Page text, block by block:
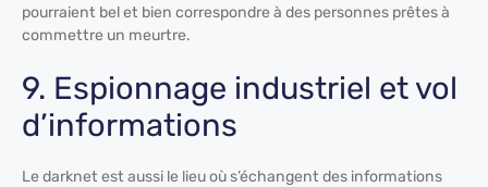
pourraient bel et bien correspondre à des personnes prêtes à
commettre un meurtre.
9. Espionnage industriel et vol
d’informations
Le darknet est aussi le lieu où s’échangent des informations